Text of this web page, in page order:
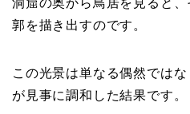
郭を描き出すのです。
この光景は単なる偶然では
が見事に調和した結果です。